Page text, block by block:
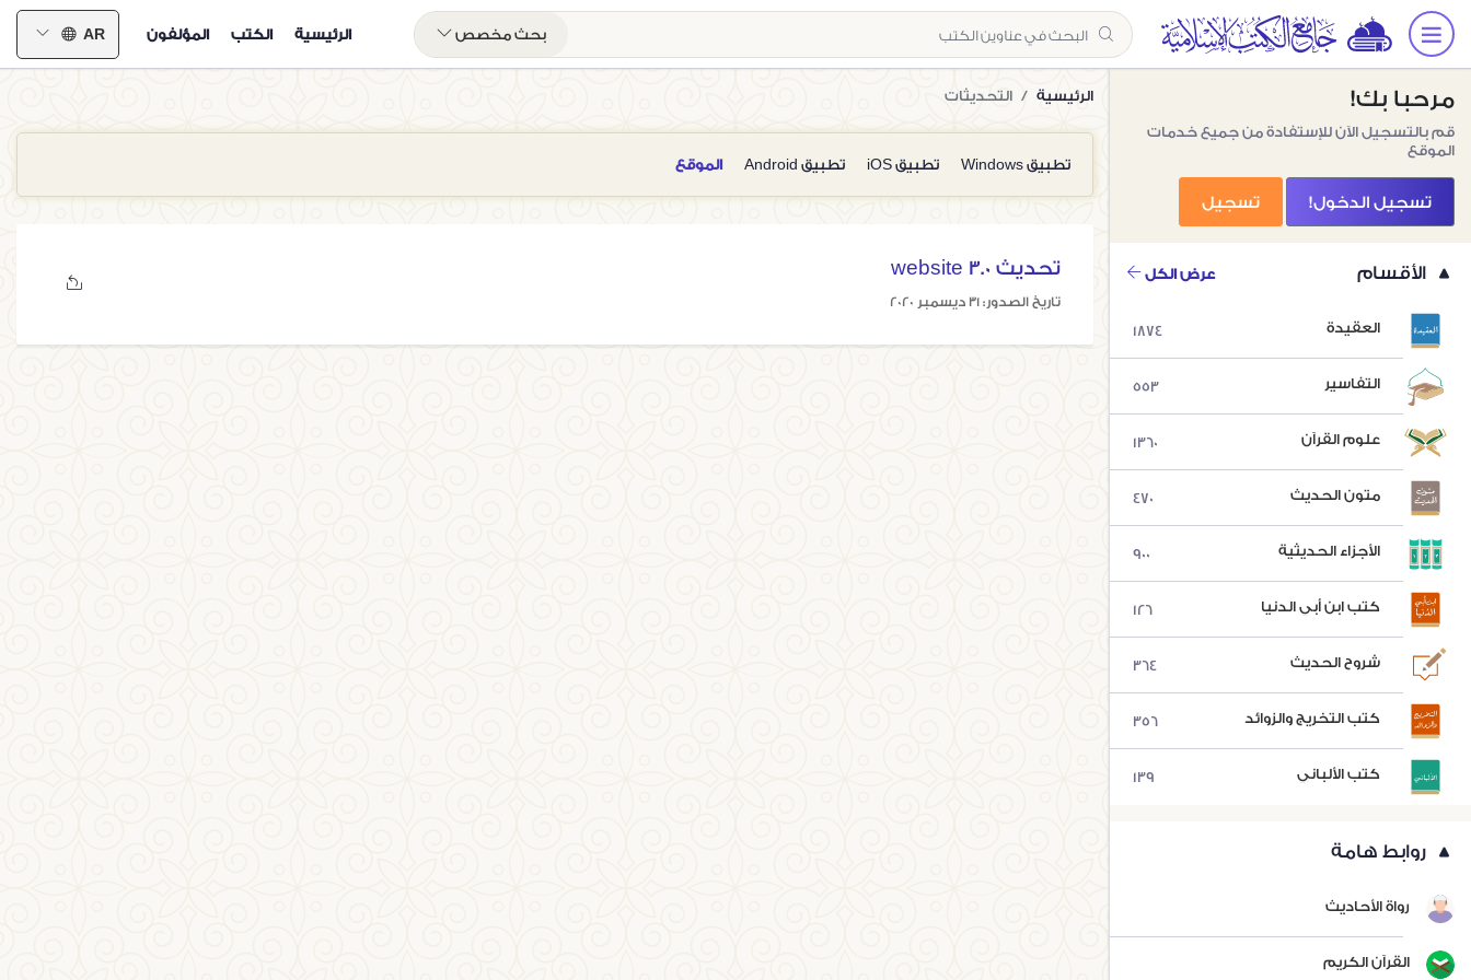
بحث مخصص الرئيسية الكتب المؤلفون AR
مرحبا بك!
قم بالتسجيل الآن للإستفادة من جميع خدمات
الموقع
تسجيل الدخول! تسجيل
الأقسام عرض الكل
العقيدة 1874
التفاسير 553
علوم القرآن 1360
متون الحديث 470
الأجزاء الحديثية 900
كتب ابن أبي الدنيا 126
شروح الحديث 364
كتب التخريج والزوائد 356
كتب الألباني 139
روابط هامة
رواة الأحاديث
القرآن الكريم
الرئيسية التحديثات
تطبيق Windows تطبيق iOS تطبيق Android الموقع
تحديث website 3.0
تاريخ الصدور: ٣١ ديسمبر ٢٠٢٠